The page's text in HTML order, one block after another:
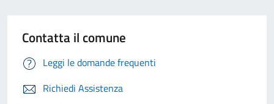
Contatta il comune
Leggi le domande frequenti
Richiedi Assistenza